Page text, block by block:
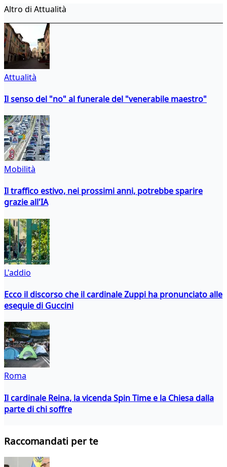
Altro di Attualità
Attualità
Il senso del "no" al funerale del "venerabile maestro"
Mobilità
Il traffico estivo, nei prossimi anni, potrebbe sparire
grazie all'IA
L'addio
Ecco il discorso che il cardinale Zuppi ha pronunciato alle
esequie di Guccini
Roma
Il cardinale Reina, la vicenda Spin Time e la Chiesa dalla
parte di chi soffre
Raccomandati per te